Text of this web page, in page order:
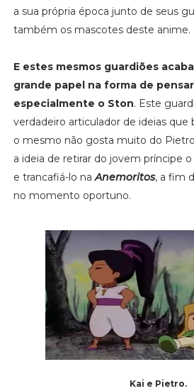
a sua própria época junto de seus
também os mascotes deste anime.
E estes mesmos guardiões
grande papel na forma de
especialmente o Ston. Este
verdadeiro articulador de ideias que
o mesmo não gosta muito do
a ideia de retirar do jovem príncipe o
e trancafiá-lo naAnemoritos, a fim
no momento oportuno.
Kai e Pietro.